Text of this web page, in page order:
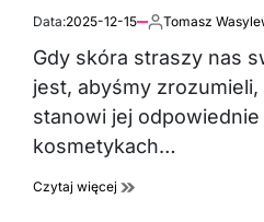
Data:2025-12-15 Autor:
Tomasz
Gdy skóra straszy nas
jest, abyśmy
stanowi jej
kosmetykach…
Czytaj więcej